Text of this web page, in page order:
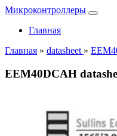
Микроконтроллеры
Главная
Главная » datasheet »
EEM40DCAH